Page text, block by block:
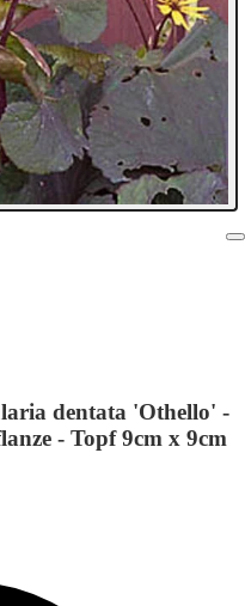
dentata 'Othello' -
- Topf 9cm x 9cm